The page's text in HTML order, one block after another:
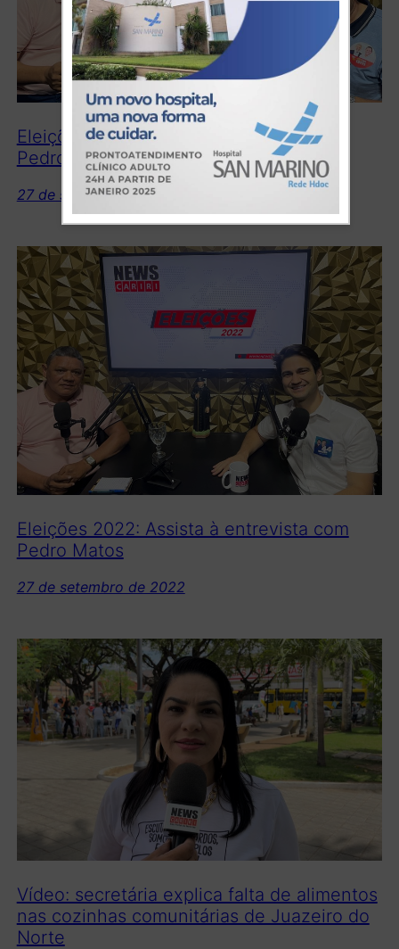
Eleições 2022: Assista à entrevista com
Pedro Lobo
27 de setembro de 2022
Eleições 2022: Assista à entrevista com
Pedro Matos
27 de setembro de 2022
Vídeo: secretária explica falta de alimentos
nas cozinhas comunitárias de Juazeiro do
Norte